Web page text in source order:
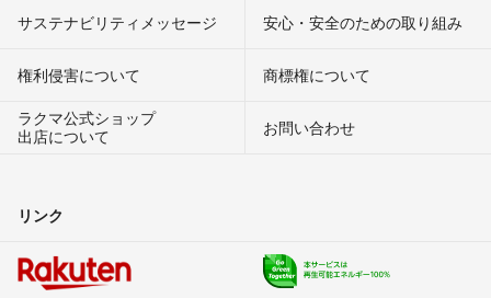
サステナビリティメッセージ 安心・安全のための取り組み
権利侵害について
商標権について
ラクマ公式ショップ
出店について
お問い合わせ
リンク